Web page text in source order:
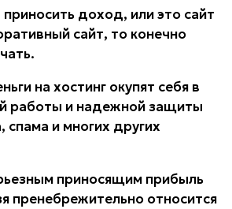
приносить доход, или это сайт
сайт, то конечно
на хостинг окупят себя в
работы и надежной защиты
спама и многих других
приносящим прибыль
пренебрежительно относится